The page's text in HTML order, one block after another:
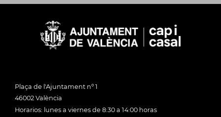
Plaça de l'Ajuntament nº 1
46002 València
Horarios: lunes a viernes de 8:30 a 14:00 horas